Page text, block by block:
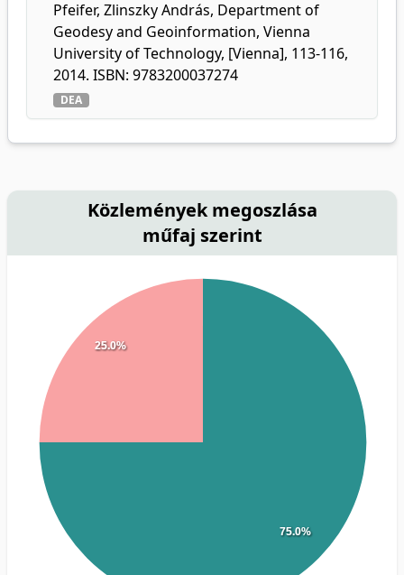
Pfeifer, Zlinszky András, Department of
Geodesy and Geoinformation, Vienna
University of Technology, [Vienna], 113-116,
2014. ISBN: 9783200037274
DEA
Közlemények megoszlása
műfaj szerint
75.0%
25.0%